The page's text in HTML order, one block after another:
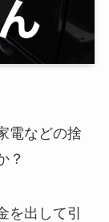
電などの捨
？
を出して引